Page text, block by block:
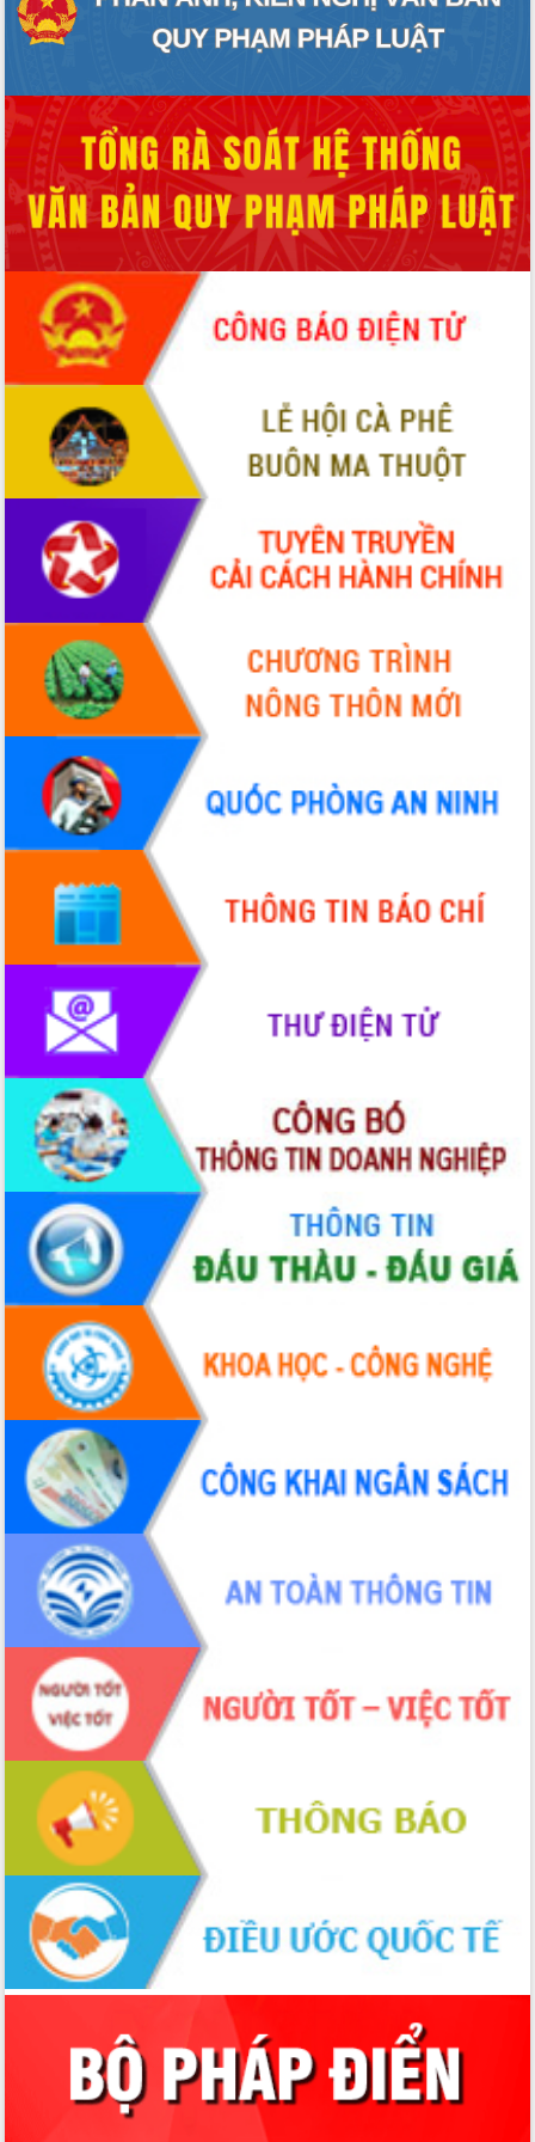
Lắk
Khơi thông điểm nghẽn, đẩy nhanh
HĐND tỉnh thông qua điều chỉnh Quy
hoạch tỉnh thời kỳ 2021-2030
Hội thảo góp ý hồ sơ điều chỉnh quy
hoạch tỉnh Đắk Lắk thời kỳ 2021-2030,
tầm nhìn đến năm 2050
Nâng cao hiệu quả hoạt động của các
doanh nghiệp nhà nước
Hội nghị triển khai kết nối mạng
truyền số liệu chuyên dùng phục vụ cơ
quan Đảng, Nhà nước
Lễ phát động chuỗi hoạt động chung
tay làm sạch môi trường
Xã Ea Kar bước chuyển mình trong
công tác cải cách hành chính mô hình
UBND tỉnh họp báo định kỳ tháng 4
năm 2026
Hội thảo khoa học “Giải pháp thúc đẩy
phát triển nền kinh tế xanh tại tỉnh
Đắk Lắk”
Tăng cường giám sát, đôn đốc thực
hiện nhiệm vụ quản lý tài sản công
hàng tuần
Tháo gỡ những vướng mắc, đẩy mạnh
công tác cải cách thủ tục hành chính
tại Trung tâm Phục vụ hành chính
công tỉnh
Đắk Lắk: Tôn vinh 46 giải pháp tại Hội
thi Sáng tạo Kỹ thuật 2024 - 2025
Đắk Lắk rà soát, điều chỉnh Đề án 190
về phát triển nuôi trồng thủy sản
Phó Chủ tịch UBND tỉnh Đắk Lắk
Trương Công Thái kiểm tra thực địa
Dự án cao tốc Khánh Hòa - Buôn Ma
Thuột
Định vị cà phê Việt Nam như một “di
sản sống” trong dòng chảy toàn cầu
Xây dựng nông thôn mới: Nâng cao đời
sống người dân từ những mô hình thiết
thực
Quyết liệt tháo gỡ vướng mắc, đẩy
nhanh tiến độ các dự án trọng điểm
trong Khu kinh tế Nam Phú Yên
Hòn Yến phát triển du lịch gắn với bảo
tồn biển
Lấy ý kiến điều chỉnh Quy hoạch tỉnh
Đắk Lắk thời kỳ 2021-2030, tầm nhìn
đến năm 2050
Phát động chiến dịch 30 ngày đêm
giải phóng mặt bằng Tuyến đường bộ
ven biển
Đắk Lắk nỗ lực thúc đẩy tăng trưởng
kinh tế từ 10% trở lên trong Quý
II/2026
Đắk Lắk ký kết thỏa thuận hợp tác về
chuyển đổi số giai đoạn 2026 – 2030
với Tập đoàn Bưu chính Viễn thông
Việt Nam
Thứ trưởng Bộ Y tế làm việc với tỉnh
Đắk Lắk về phát triển nhân lực y tế
cho trạm y tế cấp xã
Du lịch Đắk Lắk nâng tầm trải nghiệm
du khách thông qua Hệ thống cơ sở dữ
liệu và Bản đồ số
Tập huấn ứng dụng trí tuệ nhân tạo (AI)
trong thương mại điện tử năm 2026
Đoàn đại biểu Quốc hội tỉnh Đắk Lắk
trao đổi thông tin trước Kỳ họp thứ
nhất, Quốc hội khóa XVI
Quyết liệt cải cách hành chính, khơi
thông nguồn lực phát triển
Nâng cao hiệu lực, hiệu quả HĐND
tỉnh thông qua hiện đại hóa hành chính
Xã Ea Phê gắn cải cách hành chính với
Phó Chủ tịch Thường trực UBND tỉnh
Hồ Thị Nguyên Thảo làm việc tại Trung
tâm Phục vụ hành chính công xã Ea